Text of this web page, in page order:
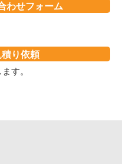
わせフォーム
積り依頼
す。